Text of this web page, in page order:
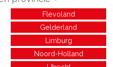
Flevoland
Gelderland
Limburg
Noord-Holland